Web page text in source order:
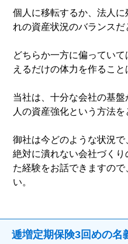
個人に移転するか、法人
れの資産状況のバランスだ
どちらか一方に偏ってい
えるだけの体力を作ること
当社は、十分な会社の基
人の資産強化という方法を
御社は今どのような状況で
絶対に潰れない会社づく
た経験をお話できますの
い。
逓増定期保険3回めの名